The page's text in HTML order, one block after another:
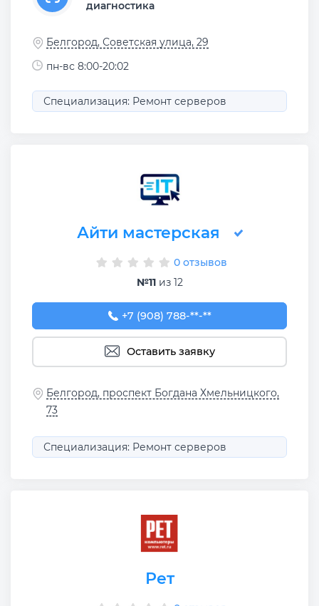
диагностика
Белгород, Советская улица, 29
пн-вс 8:00-20:02
Специализация: Ремонт серверов
Айти мастерская
0 отзывов
№11из 12
+7 (908) 788-97-79
+7 (908) 788-**-**
Оставить заявку
Белгород, проспект Богдана Хмельницкого,
73
Специализация: Ремонт серверов
Рет